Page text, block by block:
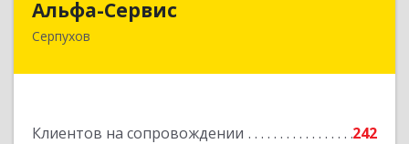
Альфа-Сервис
Серпухов
Клиентов на сопровождении
242